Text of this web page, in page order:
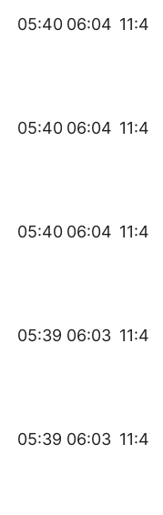
05:40 06:04 11:48
05:40 06:04 11:48
05:40 06:04 11:48
05:39 06:03 11:47
05:39 06:03 11:47